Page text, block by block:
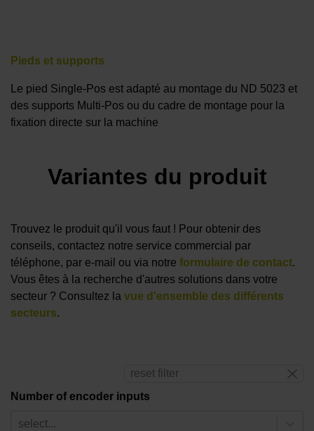
Pieds et supports
Le pied Single-Pos est adapté au montage du ND 5023 et
des supports Multi-Pos ou du cadre de montage pour la
fixation directe sur la machine
Variantes du produit
Trouvez le produit qu'il vous faut ! Pour obtenir des
conseils, contactez notre service commercial par
téléphone, par e-mail ou via notre formulaire de contact.
Vous êtes à la recherche d'autres solutions dans votre
secteur ? Consultez la vue d'ensemble des différents
secteurs.
reset filter
Number of encoder inputs
select...